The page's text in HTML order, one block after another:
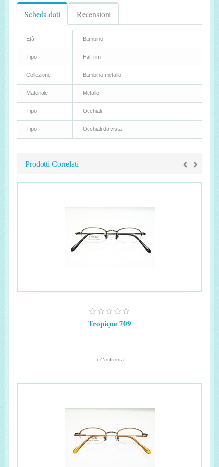
Scheda dati Recensioni
Età Bambino
Tipo Half rim
Collezione Bambino metallo
Materiale Metallo
Tipo Occhiali
Tipo Occhiali da vista
Prodotti Correlati ‹ ›
Tropique 709
+ Confronta